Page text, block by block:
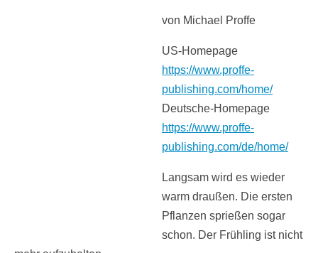
von Michael Proffe
US-Homepage
https://www.proffe-
publishing.com/home/
Deutsche-Homepage
https://www.proffe-
publishing.com/de/home/
Langsam wird es wieder
warm draußen. Die ersten
Pflanzen sprießen sogar
schon. Der Frühling ist nicht